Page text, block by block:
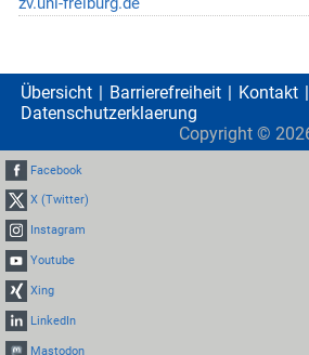
Übersicht Barrierefreiheit Kontakt
Datenschutzerklaerung
Copyright ©
Facebook
X (Twitter)
Instagram
Youtube
Xing
LinkedIn
Mastodon